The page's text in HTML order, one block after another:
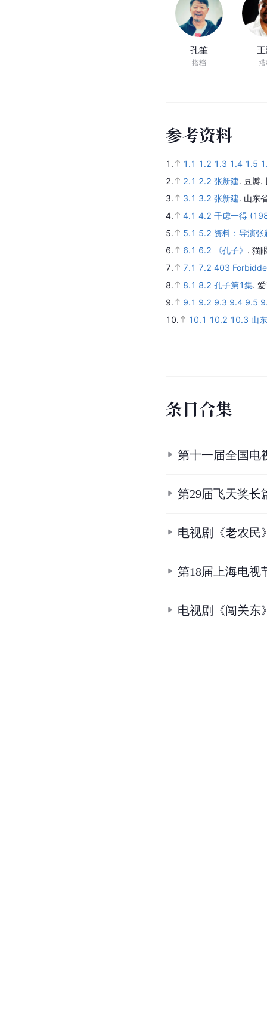
孔笙
搭档
参考资料
1. 1.1 1.2 1.3 1.4 1.5
2.
2.1 2.2 张新建. 豆瓣.
3.
3.1 3.2 张新建. 山东
4.
4.1 4.2 千虑一得
5.
5.1 5.2 资料：导演张
6.
6.1 6.2 《孔子》 . 猫
7.
7.1 7.2 403
8.
8.1 8.2 孔子第1集.
9.
9.1 9.2 9.3 9.4 9.5
10.
10.1 10.2 10.3 山
条目合集
第十一届全国电
第29届飞天奖长
电视剧《老农民
第18届上海电视
电视剧《闯关东